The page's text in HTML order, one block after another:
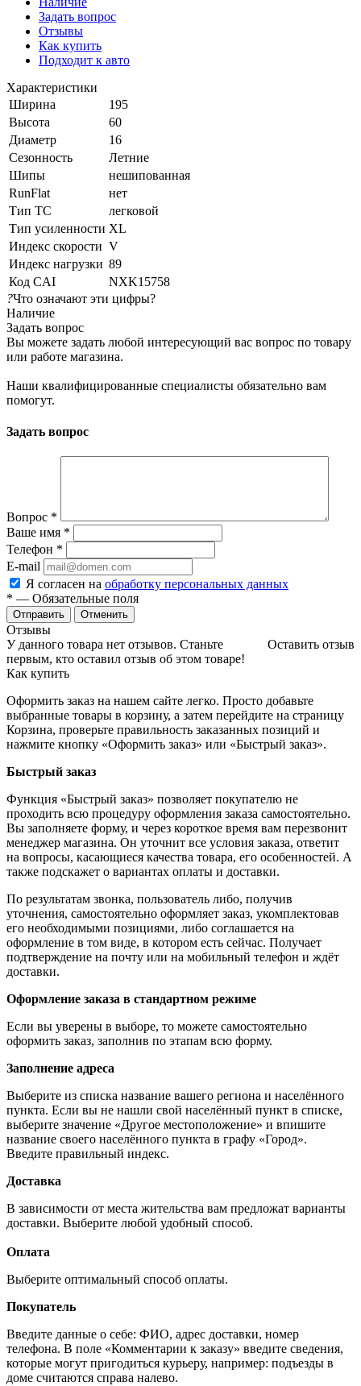
Задать вопрос
Отзывы
Как купить
Подходит к авто
Характеристики
Ширина
195
Высота
60
Диаметр
16
Сезонность
Летние
Шипы
нешипованная
RunFlat
нет
Тип ТС
легковой
Тип усиленности XL
Индекс скорости V
Индекс нагрузки 89
Код CAI
NXK15758
?Что означают эти цифры?
Наличие
Задать вопрос
Вы можете задать любой интересующий вас вопрос по товару
или работе магазина.
Наши квалифицированные специалисты обязательно вам
помогут.
Задать вопрос
Вопрос *
Ваше имя *
Телефон *
E-mail
Я согласен на обработку персональных данных
* — Обязательные поля
Отменить
Отзывы
Оставить отзыв
У данного товара нет отзывов. Станьте
первым, кто оставил отзыв об этом товаре!
Как купить
Оформить заказ на нашем сайте легко. Просто добавьте
выбранные товары в корзину, а затем перейдите на страницу
Корзина, проверьте правильность заказанных позиций и
нажмите кнопку «Оформить заказ» или «Быстрый заказ».
Быстрый заказ
Функция «Быстрый заказ» позволяет покупателю не
проходить всю процедуру оформления заказа самостоятельно.
Вы заполняете форму, и через короткое время вам перезвонит
менеджер магазина. Он уточнит все условия заказа, ответит
на вопросы, касающиеся качества товара, его особенностей. А
также подскажет о вариантах оплаты и доставки.
По результатам звонка, пользователь либо, получив
уточнения, самостоятельно оформляет заказ, укомплектовав
его необходимыми позициями, либо соглашается на
оформление в том виде, в котором есть сейчас. Получает
подтверждение на почту или на мобильный телефон и ждёт
доставки.
Оформление заказа в стандартном режиме
Если вы уверены в выборе, то можете самостоятельно
оформить заказ, заполнив по этапам всю форму.
Заполнение адреса
Выберите из списка название вашего региона и населённого
пункта. Если вы не нашли свой населённый пункт в списке,
выберите значение «Другое местоположение» и впишите
название своего населённого пункта в графу «Город».
Введите правильный индекс.
Доставка
В зависимости от места жительства вам предложат варианты
доставки. Выберите любой удобный способ.
Оплата
Выберите оптимальный способ оплаты.
Покупатель
Введите данные о себе: ФИО, адрес доставки, номер
телефона. В поле «Комментарии к заказу» введите сведения,
которые могут пригодиться курьеру, например: подъезды в
доме считаются справа налево.